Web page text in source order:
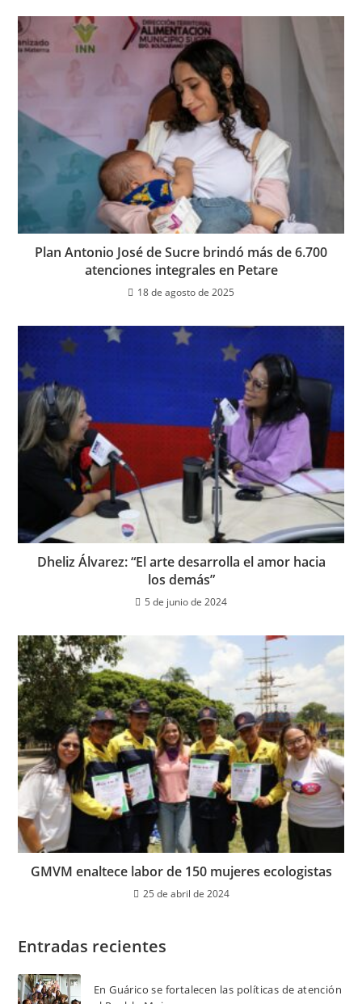
Plan Antonio José de Sucre brindó más de 6.700
atenciones integrales en Petare
18 de agosto de 2025
Dheliz Álvarez: “El arte desarrolla el amor hacia
los demás”
5 de junio de 2024
GMVM enaltece labor de 150 mujeres ecologistas
25 de abril de 2024
Entradas recientes
En Guárico se fortalecen las políticas de atención